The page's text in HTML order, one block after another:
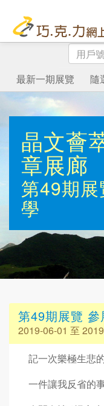
用
戶
號
碼
最新一期展覽
隨
晶文薈
章展廊
第49期展
學
第49期展覽 參
2019-06-01 至
記一次樂極生悲
一件讓我反省的